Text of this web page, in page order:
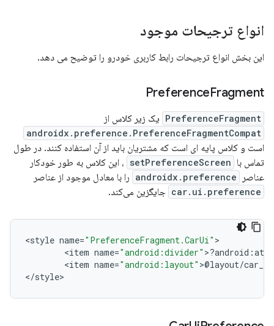
انواع ترجیحات موجود
این بخش انواع ترجیحات رابط کاربری خودرو را توضیح می دهد.
PreferenceFragment
PreferenceFragment یک زیر کلاس از
androidx.preference.PreferenceFragmentCompat
است و کلاس پایه ای است که مشتریان باید از آن استفاده کنند. در طول
تماس با setPreferenceScreen ، این کلاس به طور خودکار
عناصر
androidx.preference را با معادل موجود از عناصر
car.ui.preference جایگزین می‌کند.
<style name="PreferenceFragment.CarUi"
<item name="android:divider" >?android :attr
<item name="android:layout" >@layout/
</style>